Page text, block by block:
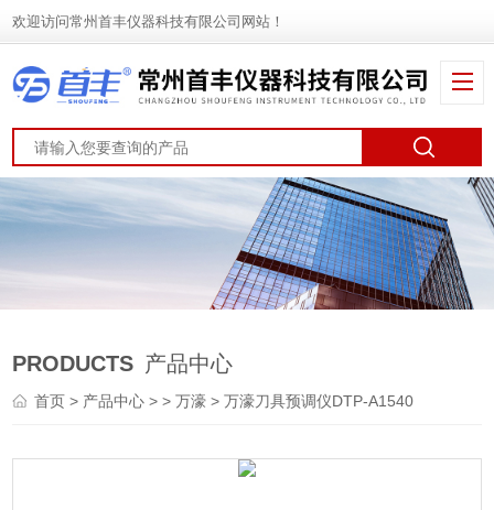
欢迎访问常州首丰仪器科技有限公司网站！
PRODUCTS 产品中心
首页> 产品中心 > >万濠 > 万濠刀具预调仪DTP-A1540